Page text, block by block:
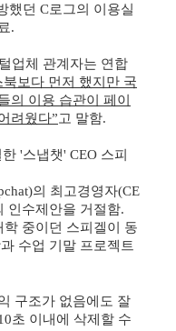
했던 C로그의 이용실
.
업체 관계자는 연합
보다 먼저 했지만 국
의 이용 습관이 페이
려웠다”고 말함.
한 '스냅챗' CEO 스피
의 최고경영자(CE
인수제안을 거절함.
중이던 스피겔이 동
수업 기말 프로젝트
구조가 없음에도 잘
초 이내에 삭제할 수